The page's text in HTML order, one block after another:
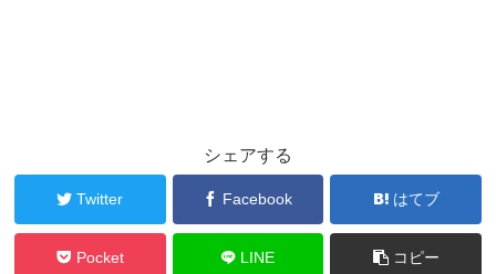
シェアする
Twitter Facebook はてブ
Pocket LINE コピー